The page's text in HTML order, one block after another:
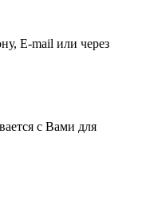
E-mail или через
с Вами для